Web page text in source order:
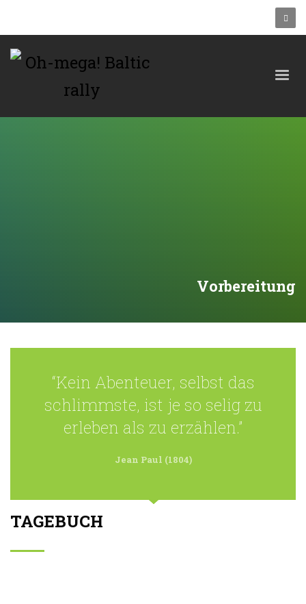
Vorbereitung
“Kein Abenteuer, selbst das
schlimmste, ist je so selig zu
erleben als zu erzählen.”
Jean Paul (1804)
TAGEBUCH